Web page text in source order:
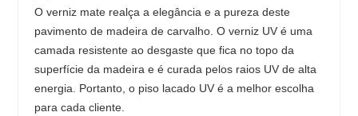
O verniz mate realça a elegância e a pureza deste
pavimento de madeira de carvalho. O verniz UV é uma
camada resistente ao desgaste que fica no topo da
superfície da madeira e é curada pelos raios UV de alta
energia. Portanto, o piso lacado UV é a melhor escolha
para cada cliente.